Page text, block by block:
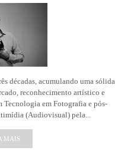
décadas, acumulando uma sólida
reconhecimento artístico e
Tecnologia em Fotografia e pós-
(Audiovisual) pela...
MAIS